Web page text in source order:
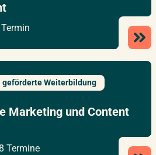
geförderte Weiterbildung
Marketing und Content
Termine